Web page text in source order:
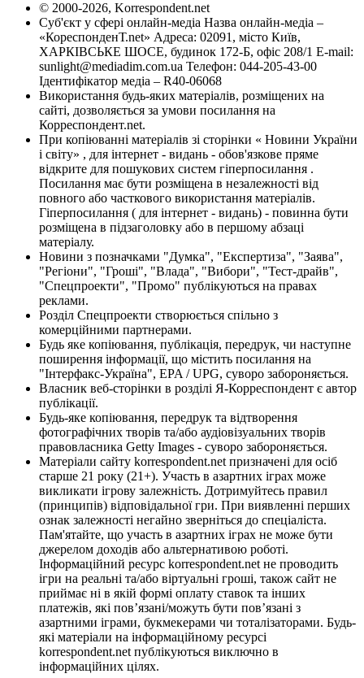
© 2000-2026, Korrespondent.net
Суб'єкт у сфері онлайн-медіа Назва онлайн-медіа –
«КореспонденТ.net» Адреса: 02091, місто Київ,
ХАРКІВСЬКЕ ШОСЕ, будинок 172-Б, офіс 208/1 E-mail:
sunlight@mediadim.com.ua Телефон: 044-205-43-00
Ідентифікатор медіа – R40-06068
Використання будь-яких матеріалів, розміщених на
сайті, дозволяється за умови посилання на
Корреспондент.net.
При копіюванні матеріалів зі сторінки « Новини України
і світу» , для інтернет - видань - обов'язкове пряме
відкрите для пошукових систем гіперпосилання .
Посилання має бути розміщена в незалежності від
повного або часткового використання матеріалів.
Гіперпосилання ( для інтернет - видань) - повинна бути
розміщена в підзаголовку або в першому абзаці
матеріалу.
Новини з позначками "Думка", "Експертиза", "Заява",
"Регіони", "Гроші", "Влада", "Вибори", "Тест-драйв",
"Спецпроекти", "Промо" публікуються на правах
реклами.
Розділ Спецпроекти створюється спільно з
комерційними партнерами.
Будь яке копіювання, публікація, передрук, чи наступне
поширення інформації, що містить посилання на
"Інтерфакс-Україна", EPA / UPG, суворо забороняється.
Власник веб-сторінки в розділі Я-Корреспондент є автор
публікації.
Будь-яке копіювання, передрук та відтворення
фотографічних творів та/або аудіовізуальних творів
правовласника Getty Images - суворо забороняється.
Матеріали сайту korrespondent.net призначені для осіб
старше 21 року (21+). Участь в азартних іграх може
викликати ігрову залежність. Дотримуйтесь правил
(принципів) відповідальної гри. При виявленні перших
ознак залежності негайно зверніться до спеціаліста.
Пам'ятайте, що участь в азартних іграх не може бути
джерелом доходів або альтернативою роботі.
Інформаційний ресурс korrespondent.net не проводить
ігри на реальні та/або віртуальні гроші, також сайт не
приймає ні в якій формі оплату ставок та інших
платежів, які пов’язані/можуть бути пов’язані з
азартними іграми, букмекерами чи тоталізаторами. Будь-
які матеріали на інформаційному ресурсі
korrespondent.net публікуються виключно в
інформаційних цілях.